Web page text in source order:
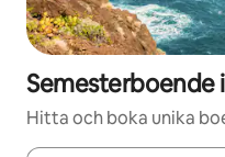
Semesterboende
Hitta och boka unika